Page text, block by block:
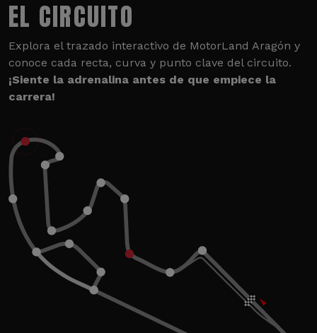
EL CIRCUITO
Explora el trazado interactivo de MotorLand Aragón y
conoce cada recta, curva y punto clave del circuito.
¡Siente la adrenalina antes de que empiece la
carrera!